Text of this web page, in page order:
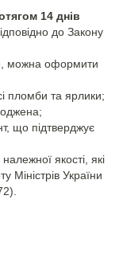
14 днів
до Закону
можна оформити
пломби та ярлики;
що підтверджує
якості, які
Міністрів України